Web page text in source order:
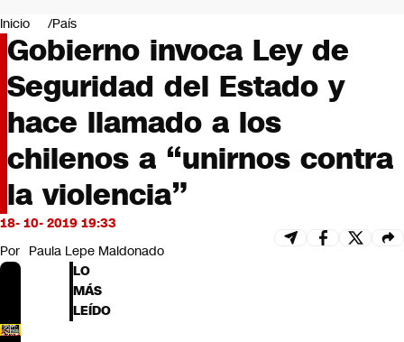
Negocios
Deportes
Programas completos
Cultura
Servicios
Bits
CNN tiempo
Futuro 360
Opinión
Inicio País
Gobierno invoca Ley de
Seguridad del Estado y
hace llamado a los
chilenos a “unirnos contra
la violencia”
18- 10- 2019 19:33
Por Paula Lepe Maldonado
LO
MÁS
LEÍDO